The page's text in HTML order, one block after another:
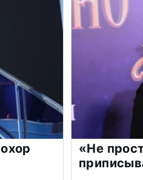
«Не